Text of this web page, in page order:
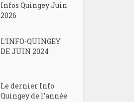
Infos Quingey Juin
2026
L’INFO-QUINGEY
DE JUIN 2024
Le dernier Info
Quingey de l’année